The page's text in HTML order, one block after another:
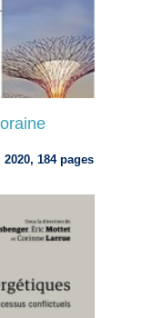
184 pages